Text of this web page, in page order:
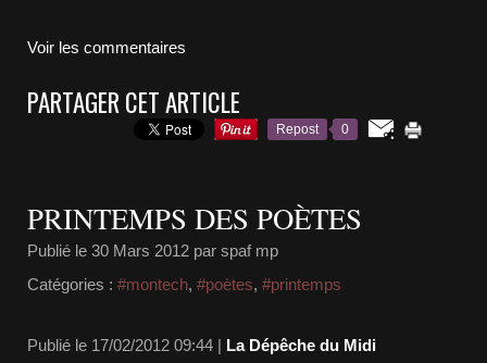
Voir les commentaires
PARTAGER CET ARTICLE
Repost 0
PRINTEMPS DES POÈTES
Publié le 30 Mars 2012 par spaf mp
Catégories : #montech, #poètes, #printemps
Publié le 17/02/2012 09:44 | La Dépêche du Midi